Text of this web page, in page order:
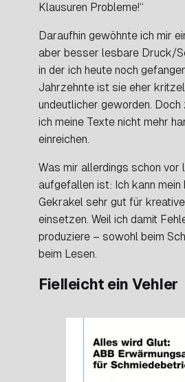
Klausuren Probleme!“
Daraufhin gewöhnte ich mir
aber besser lesbare Druck/
in der ich heute noch
Jahrzehnte ist sie eher
undeutlicher geworden. Doch
ich meine Texte nicht mehr
einreichen.
Was mir allerdings schon vor
aufgefallen ist: Ich kann
Gekrakel sehr gut für
einsetzen. Weil ich damit
produziere – sowohl beim
beim Lesen.
Fielleicht ein Vehler